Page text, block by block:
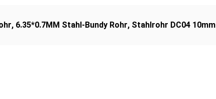
, 6.35*0.7MM Stahl-Bundy Rohr, Stahlrohr DC04 10mm